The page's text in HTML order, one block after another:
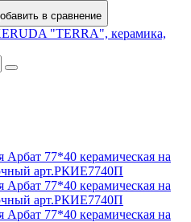
в сравнение
"TERRA", керамика,